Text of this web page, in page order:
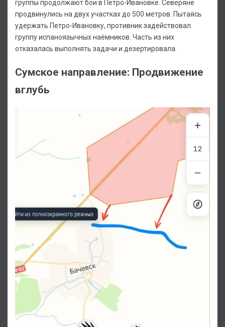
группы продолжают бои в Петро-Ивановке. Северяне
продвинулись на двух участках до 500 метров. Пытаясь
удержать Петро-Ивановку, противник задействовал
группу испаноязычных наёмников. Часть из них
отказалась выполнять задачи и дезертировала.
Сумское направление: Продвижение
вглубь